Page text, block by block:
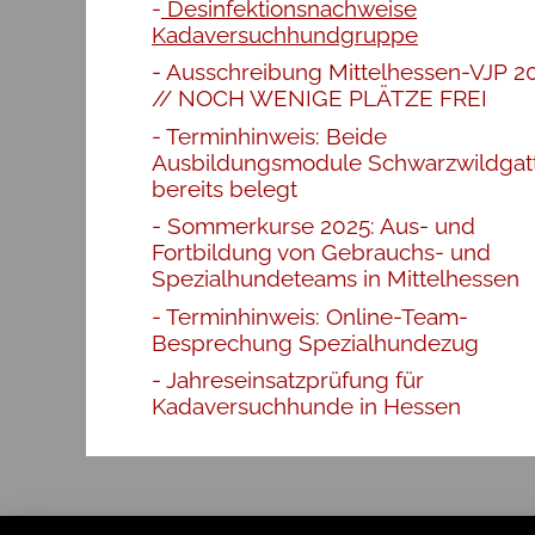
Desinfektionsnachweise
Kadaversuchhundgruppe
Ausschreibung Mittelhessen-VJP
// NOCH WENIGE PLÄTZE FREI
Terminhinweis: Beide
Ausbildungsmodule
bereits belegt
Sommerkurse 2025: Aus- und
Fortbildung von Gebrauchs- und
Spezialhundeteams in Mittelhessen
Terminhinweis: Online-Team-
Besprechung Spezialhundezug
Jahreseinsatzprüfung für
Kadaversuchhunde in Hessen